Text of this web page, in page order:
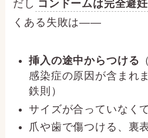
だし コンドームは完全避
くある失敗は——
挿入の途中からつける
感染症の原因が含まれ
鉄則）
サイズが合っていなく
爪や歯で傷つける、裏